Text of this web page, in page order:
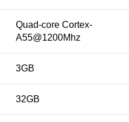
Quad-core Cortex-
A55@1200Mhz
3GB
32GB